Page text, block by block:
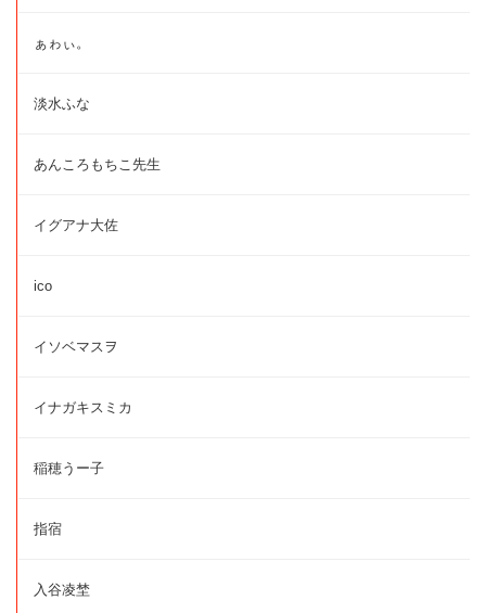
ぁゎぃ。
淡水ふな
あんころもちこ先生
イグアナ大佐
ico
イソベマスヲ
イナガキスミカ
稲穂うー子
指宿
入谷凌埜